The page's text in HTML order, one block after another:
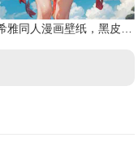
原神迪希雅同人漫画壁纸，黑皮迪希雅美图